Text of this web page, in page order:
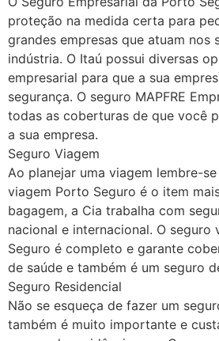
proteção na medida certa para
grandes empresas que atuam nos
indústria. O Itaú possui diversas
empresarial para que a sua
segurança. O seguro MAPFRE
todas as coberturas de que você
a sua empresa.
Seguro Viagem
Ao planejar uma viagem lembre-
viagem Porto Seguro é o item
bagagem, a Cia trabalha com
nacional e internacional. O seguro
Seguro é completo e garante
de saúde e também é um seguro
Seguro Residencial
Não se esqueça de fazer um
também é muito importante e